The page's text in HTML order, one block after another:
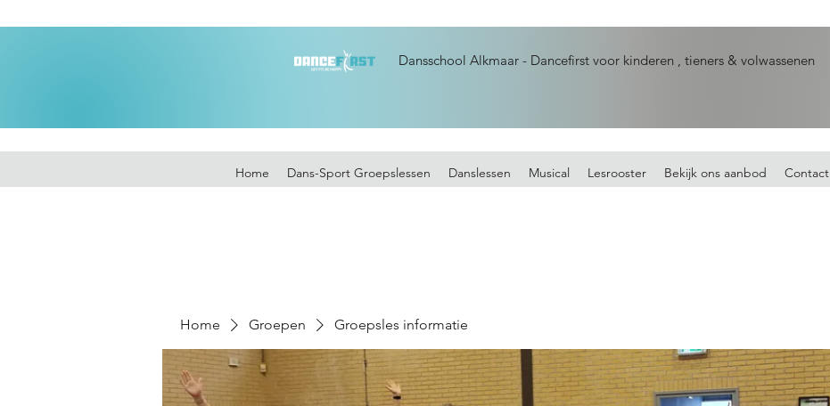
Dansschool Alkmaar - Dancefirst voor kinderen , tieners & volwassenen
Home Dans-Sport Groepslessen Danslessen Musical Lesrooster Bekijk ons aanbod Contact
Home Groepen Groepsles informatie